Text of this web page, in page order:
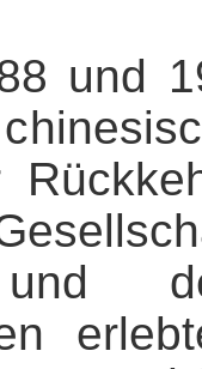
und
und